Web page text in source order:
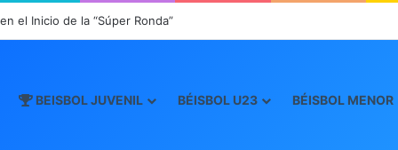
el Inicio de la “Súper Ronda”
BEISBOL JUVENIL BÉISBOL U23 BÉISBOL MENOR